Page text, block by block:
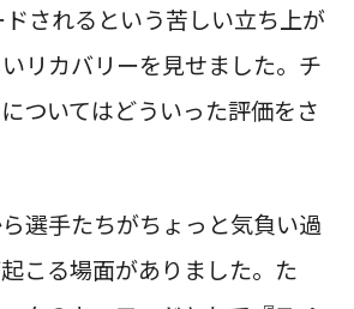
されるという苦しい立ち上が
リカバリーを見せました。チ
ついてはどういった評価をさ
ら選手たちがちょっと気負い過
こる場面がありました。た